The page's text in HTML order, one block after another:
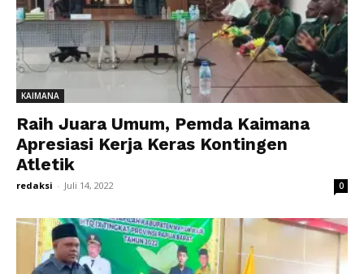
KAIMANA
Raih Juara Umum, Pemda Kaimana
Apresiasi Kerja Keras Kontingen
Atletik
redaksi - Juli 14, 2022 0